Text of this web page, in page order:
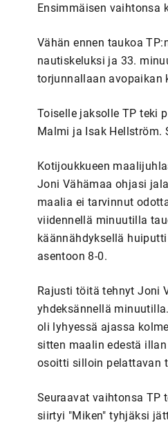
Ensimmäisen vaihtonsa
Vähän ennen taukoa
nautiskeluksi ja 33.
torjunnallaan avopaikan
Toiselle jaksolle TP teki
Malmi ja Isak Hellström.
Kotijoukkueen
Joni Vähämaa ohjasi
maalia ei tarvinnut
viidennellä minuutilla
käännähdyksellä
asentoon 8-0.
Rajusti töitä tehnyt Joni
yhdeksännellä
oli lyhyessä ajassa
sitten maalin edestä
osoitti silloin pelattavan
Seuraavat vaihtonsa TP
siirtyi "Miken" tyhjäksi